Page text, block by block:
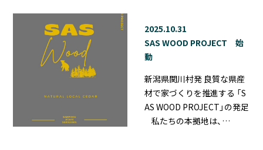
2025.10.31
SAS WOOD PROJECT 始
動
新潟県関川村発 良質な県産
材で家づくりを推進する 「S
AS WOOD PROJECT」の発足
私たちの本拠地は、…